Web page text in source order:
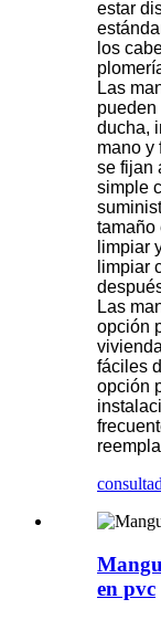
estar
los
Las
pueden
ducha,
mano y
se fijan
simple
tamaño
limpiar
limpiar
Las
opción
fáciles
opción
consulta
en pvc